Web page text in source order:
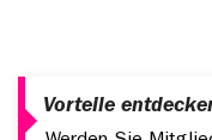
Vorteile